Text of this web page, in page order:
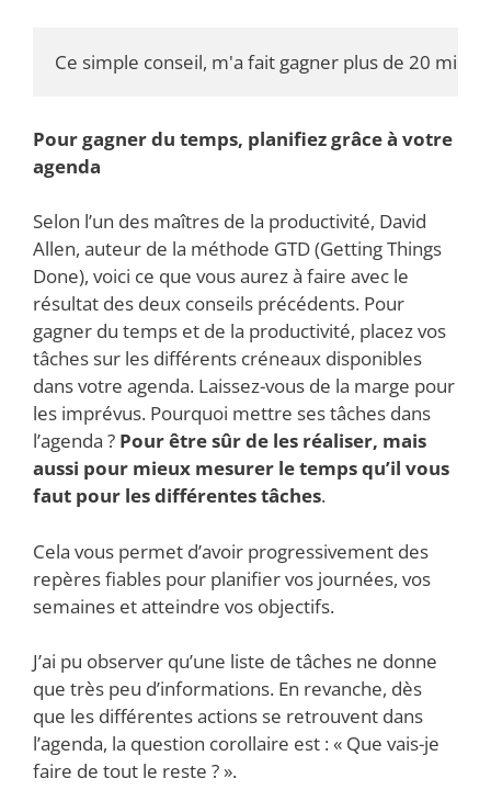
Ce simple conseil, m'a fait gagner plus de 20
Pour gagner du temps, planifiez grâce à votre
agenda
Selon l’un des maîtres de la productivité, David
Allen, auteur de la méthode GTD (Getting Things
Done), voici ce que vous aurez à faire avec le
résultat des deux conseils précédents. Pour
gagner du temps et de la productivité, placez vos
tâches sur les différents créneaux disponibles
dans votre agenda. Laissez-vous de la marge pour
les imprévus. Pourquoi mettre ses tâches dans
l’agenda ? Pour être sûr de les réaliser, mais
aussi pour mieux mesurer le temps qu’il vous
faut pour les différentes tâches.
Cela vous permet d’avoir progressivement des
repères fiables pour planifier vos journées, vos
semaines et atteindre vos objectifs.
J’ai pu observer qu’une liste de tâches ne donne
que très peu d’informations. En revanche, dès
que les différentes actions se retrouvent dans
l’agenda, la question corollaire est : « Que vais-je
faire de tout le reste ? ».